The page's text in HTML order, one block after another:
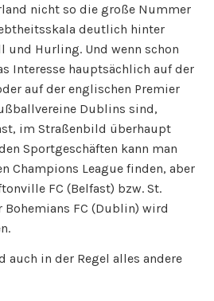
nicht so die große Nummer
deutlich hinter
und Hurling. Und wenn schon
Interesse hauptsächlich auf der
auf der englischen Premier
Dublins sind,
im Straßenbild überhaupt
Sportgeschäften kann man
Champions League finden, aber
FC (Belfast) bzw. St.
Bohemians FC (Dublin) wird
auch in der Regel alles andere